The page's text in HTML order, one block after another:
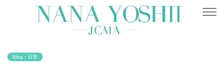
Blog・日常